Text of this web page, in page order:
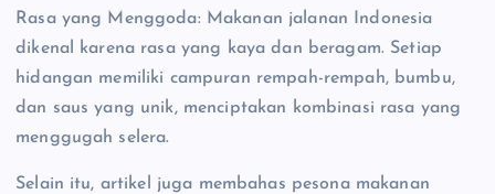
Rasa yang Menggoda: Makanan jalanan Indonesia
dikenal karena rasa yang kaya dan beragam. Setiap
hidangan memiliki campuran rempah-rempah, bumbu,
dan saus yang unik, menciptakan kombinasi rasa yang
menggugah selera.
Selain itu, artikel juga membahas pesona makanan